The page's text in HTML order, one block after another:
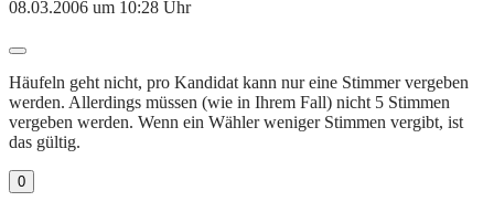
08.03.2006 um 10:28 Uhr
Häufeln geht nicht, pro Kandidat kann nur eine Stimmer vergeben
werden. Allerdings müssen (wie in Ihrem Fall) nicht 5 Stimmen
vergeben werden. Wenn ein Wähler weniger Stimmen vergibt, ist
das gültig.
0